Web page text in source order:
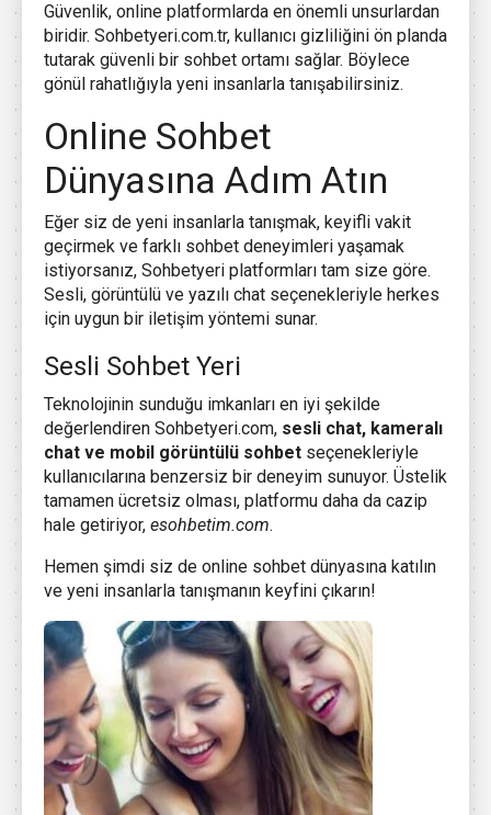
Güvenlik, online platformlarda en önemli unsurlardan
biridir. Sohbetyeri.com.tr, kullanıcı gizliliğini ön planda
tutarak güvenli bir sohbet ortamı sağlar. Böylece
gönül rahatlığıyla yeni insanlarla tanışabilirsiniz.
Online Sohbet
Dünyasına Adım Atın
Eğer siz de yeni insanlarla tanışmak, keyifli vakit
geçirmek ve farklı sohbet deneyimleri yaşamak
istiyorsanız, Sohbetyeri platformları tam size göre.
Sesli, görüntülü ve yazılı chat seçenekleriyle herkes
için uygun bir iletişim yöntemi sunar.
Sesli Sohbet Yeri
Teknolojinin sunduğu imkanları en iyi şekilde
değerlendiren Sohbetyeri.com, sesli chat, kameralı
chat ve mobil görüntülü sohbet seçenekleriyle
kullanıcılarına benzersiz bir deneyim sunuyor. Üstelik
tamamen ücretsiz olması, platformu daha da cazip
hale getiriyor, esohbetim.com.
Hemen şimdi siz de online sohbet dünyasına katılın
ve yeni insanlarla tanışmanın keyfini çıkarın!